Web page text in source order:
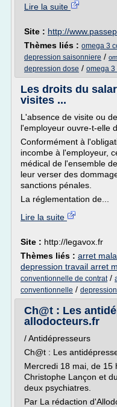
Lire la suite
Site : http://
Thèmes liés : omega 3
depression saisonniere /
depression dose / omega 3
Les droits du
visites ...
L'absence de visite ou
l'employeur ouvre-t-elle
Conformément à
incombe à l'employeur,
médical de l'ensemble
leur verser des
sanctions pénales.
La réglementation de...
Lire la suite
Site : http://legavox.fr
Thèmes liés : arret
depression travail arret
conventionnelle de contrat/
conventionnelle /
Ch@t : Les
allodocteurs.fr
/ Antidépresseurs
Ch@t : Les
Mercredi 18 mai, de 15
Christophe Lançon et
deux psychiatres.
Par La rédaction